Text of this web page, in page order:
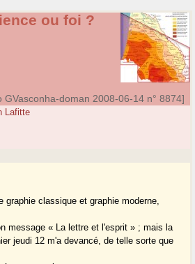
ou foi ?
GVasconha-doman 2008-06-14 n° 8874]
Lafitte
graphie classique et graphie moderne,
message « La lettre et l'esprit » ; mais la
jeudi 12 m'a devancé, de telle sorte que